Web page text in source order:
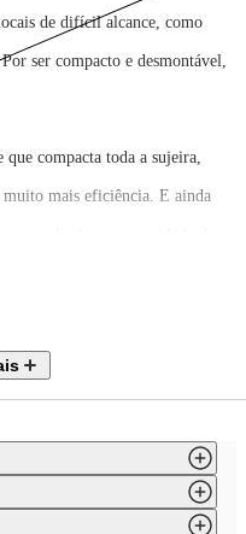
de difícil alcance, como
ser compacto e desmontável,
compacta toda a sujeira,
muito mais eficiência. E ainda